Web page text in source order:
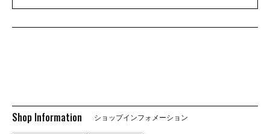
Shop Information ショップインフォメーション